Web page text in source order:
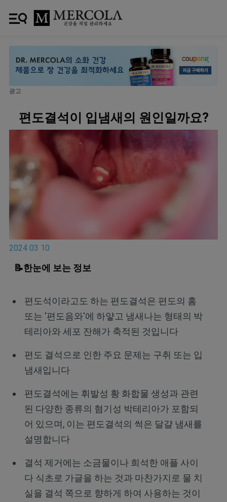
광고
편도결석이 입냄새의 원인일까요?
2024 03 10
📝한눈에 보는 정보
편도석이라고도 하는 편도결석은 편도의 홈
또는 '편도음와'에 하얗고 냄새나는 형태의 박
테리아와 세포 잔해가 축적된 것입니다
편도 결석으로 인한 주요 문제는 구취 또는 입
냄새입니다
편도결석에는 휘발성 황 화합물 생성과 관련
된 다양한 종류의 혐기성 박테리아가 포함되
어 있으며, 이는 편도결석의 썩은 달걀 냄새를
설명합니다
결석 제거에는 소금물이나 희석한 애플 사이
다 식초로 가글을 하는 것과 마찬가지로 물 치
실을 결석 쪽으로 향하게 하여 사용하는 것이